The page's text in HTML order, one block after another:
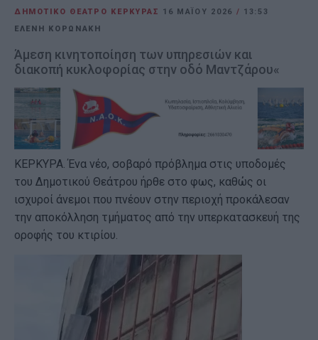
ΔΗΜΟΤΙΚΟ ΘΕΑΤΡΟ ΚΕΡΚΥΡΑΣ
16 ΜΑΪ́ΟΥ 2026 / 13:53
ΕΛΕΝΗ ΚΟΡΩΝΑΚΗ
Άμεση κινητοποίηση των υπηρεσιών και
διακοπή κυκλοφορίας στην οδό Μαντζάρου«
ΚΕΡΚΥΡΑ. Ένα νέο, σοβαρό πρόβλημα στις υποδομές
του Δημοτικού Θεάτρου ήρθε στο φως, καθώς οι
ισχυροί άνεμοι που πνέουν στην περιοχή προκάλεσαν
την αποκόλληση τμήματος από την υπερκατασκευή της
οροφής του κτιρίου.